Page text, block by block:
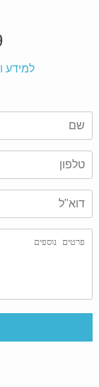
למידע